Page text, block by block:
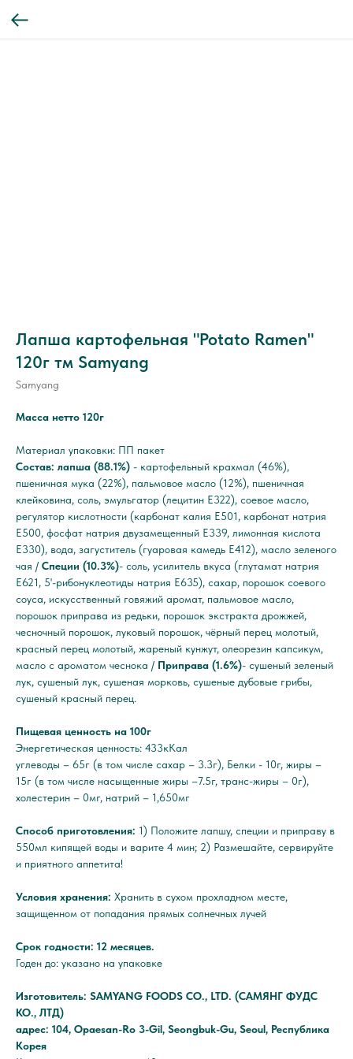
Лапша картофельная "Potato Ramen"
120г тм Samyang
Samyang
Масса нетто 120г
Материал упаковки: ПП пакет
Состав: лапша (88.1%) - картофельный крахмал (46%),
пшеничная мука (22%), пальмовое масло (12%), пшеничная
клейковина, соль, эмульгатор (лецитин E322), соевое масло,
регулятор кислотности (карбонат калия Е501, карбонат натрия
Е500, фосфат натрия двузамещенный Е339, лимонная кислота
Е330), вода, загуститель (гуаровая камедь E412), масло зеленого
чая / Специи (10.3%)- соль, усилитель вкуса (глутамат натрия
E621, 5'-рибонуклеотиды натрия Е635), сахар, порошок соевого
соуса, искусственный говяжий аромат, пальмовое масло,
порошок приправа из редьки, порошок экстракта дрожжей,
чесночный порошок, луковый порошок, чёрный перец молотый,
красный перец молотый, жареный кунжут, олеорезин капсикум,
масло с ароматом чеснока / Приправа (1.6%)- сушеный зеленый
лук, сушеный лук, сушеная морковь, сушеные дубовые грибы,
сушеный красный перец.
Пищевая ценность на 100г
Энергетическая ценность: 433кКал
углеводы – 65г (в том числе сахар – 3.3г), Белки - 10г, жиры –
15г (в том числе насыщенные жиры –7.5г, транс-жиры – 0г),
холестерин – 0мг, натрий – 1,650мг
Способ приготовления: 1) Положите лапшу, специи и приправу в
550мл кипящей воды и варите 4 мин; 2) Размешайте, сервируйте
и приятного аппетита!
Условия хранения: Хранить в сухом прохладном месте,
защищенном от попадания прямых солнечных лучей
Срок годности: 12 месяцев.
Годен до: указано на упаковке
Изготовитель: SAMYANG FOODS CO., LTD. (САМЯНГ ФУДС
КО., ЛТД)
адрес: 104, Opaesan-Ro 3-Gil, Seongbuk-Gu, Seoul, Республика
Корея